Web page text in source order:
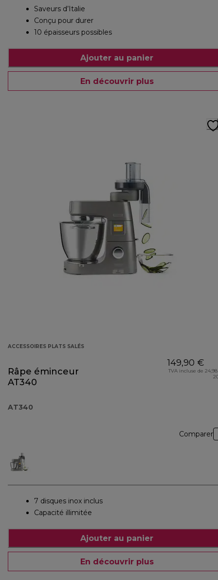
Saveurs d’Italie
Conçu pour durer
10 épaisseurs possibles
Ajouter au panier
En découvrir plus
ACCESSOIRES PLATS SALÉS
Râpe éminceur
AT340
AT340
149,90 €
TVA incluse de
Comparer
7 disques inox inclus
Capacité illimitée
Ajouter au panier
En découvrir plus